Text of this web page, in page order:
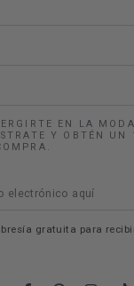
EN LA
Y OBTÉN UN
gratuita para